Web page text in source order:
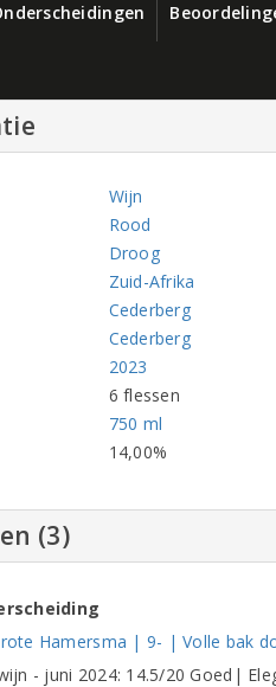
Wijn
Rood
Droog
Zuid-Afrika
Cederberg
Cederberg
2023
6 flessen
750 ml
14,00%
(3)
Hamersma | 9- | Volle bak
- juni 2024: 14.5/20 Goed|